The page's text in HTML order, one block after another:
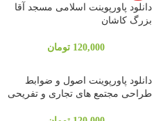
دانلود پاورپوینت اسلامی مسجد آقا
بزرگ کاشان
120,000 تومان
دانلود پاورپوینت اصول و ضوابط
طراحی مجتمع های تجاری و تفریحی